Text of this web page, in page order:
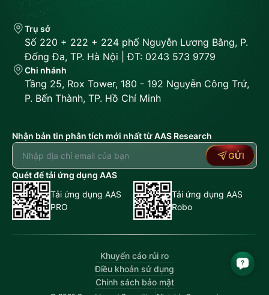
Trụ sở
Số 220 + 222 + 224 phố Nguyễn Lương Bằng, P.
Đống Đa, TP. Hà Nội | ĐT: 0243 573 9779
Chi nhánh
Tầng 25, Rox Tower, 180 - 192 Nguyễn Công Trứ,
P. Bến Thành, TP. Hồ Chí Minh
Nhận bản tin phân tích mới nhất từ AAS Research
GỬI
Quét để tải ứng dụng AAS
Tải ứng dụng AAS
PRO
Tải ứng dụng AAS
Robo
Khuyến cáo rủi ro
Điều khoản sử dụng
Chính sách bảo mật